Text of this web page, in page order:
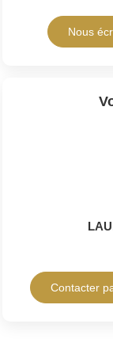
Nous
Contacter